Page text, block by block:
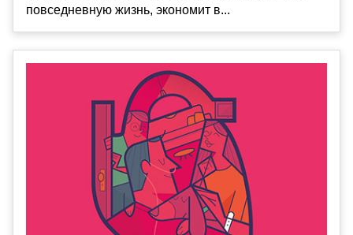
повседневную жизнь, экономит в...